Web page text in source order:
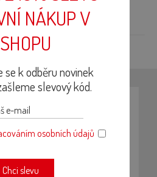
ŽÁDNOU NOVINKU
newsletteru. Budeme Vás
o novinkách, receptech nebo
akcích.
NÁKUP V
se k odběru novinek
slevový kód.
osobních údajů
Chci slevu